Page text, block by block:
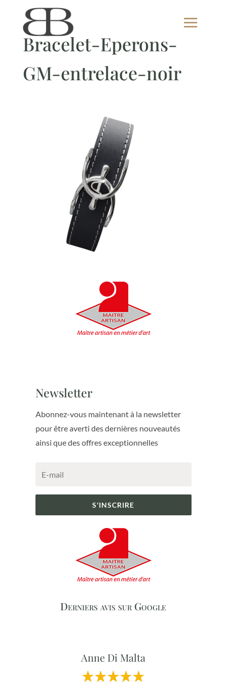
Bracelet-Eperons-
GM-entrelace-noir
Newsletter
Abonnez-vous maintenant à la newsletter
pour être averti des dernières nouveautés
ainsi que des offres exceptionnelles
S'INSCRIRE
Derniers avis sur Google
Anne Di Malta